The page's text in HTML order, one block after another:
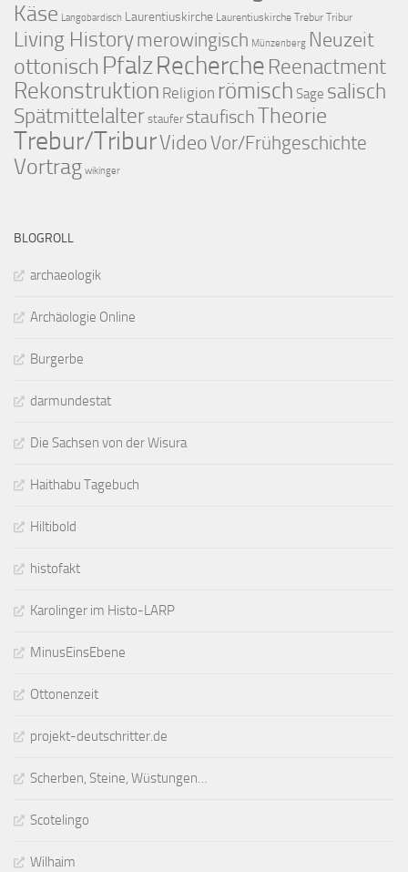
Käse Langobardisch Laurentiuskirche Laurentiuskirche Trebur Tribur
Living Historymerowingisch Münzenberg Neuzeit
ottonisch PfalzRecherche Reenactment
Rekonstruktion Religion römisch Sage salisch
Spätmittelalter staufer staufischTheorie
Trebur/TriburVideoVor/Frühgeschichte
Vortrag wikinger
BLOGROLL
archaeologik
Archäologie Online
Burgerbe
darmundestat
Die Sachsen von der Wisura
Haithabu Tagebuch
Hiltibold
histofakt
Karolinger im Histo-LARP
MinusEinsEbene
Ottonenzeit
projekt-deutschritter.de
Scherben, Steine, Wüstungen…
Scotelingo
Wilhaim